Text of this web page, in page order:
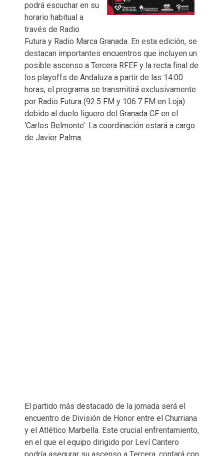
podrá escuchar en su
horario habitual a
través de Radio
Futura y Radio Marca Granada. En esta edición, se
destacan importantes encuentros que incluyen un
posible ascenso a Tercera RFEF y la recta final de
los playoffs de Andaluza a partir de las 14:00
horas, el programa se transmitirá exclusivamente
por Radio Futura (92.5 FM y 106.7 FM en Loja)
debido al duelo liguero del Granada CF en el
‘Carlos Belmonte’. La coordinación estará a cargo
de Javier Palma.
El partido más destacado de la jornada será el
encuentro de División de Honor entre el Churriana
y el Atlético Marbella. Este crucial enfrentamiento,
en el que el equipo dirigido por Leví Cantero